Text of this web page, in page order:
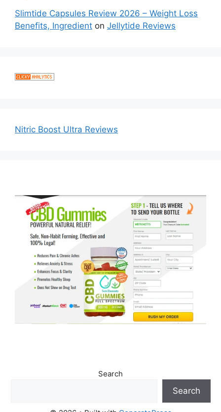
Slimtide Capsules Review 2026 – Weight Loss
Benefits, Ingredient on Jellytide Reviews
Nitric Boost Ultra Reviews
Search
Search